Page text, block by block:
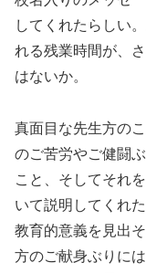
してくれたらしい
れる残業時間が、
はないか。
真面目な先生方の
のご苦労やご健闘
こと、そしてそれ
いて説明してくれ
教育的意義を見出
方のご献身ぶりに